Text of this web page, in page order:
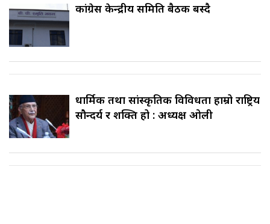
कांग्रेस केन्द्रीय समिति बैठक बस्दै
धार्मिक तथा सांस्कृतिक विविधता हाम्रो राष्ट्रिय
सौन्दर्य र शक्ति हो : अध्यक्ष ओली